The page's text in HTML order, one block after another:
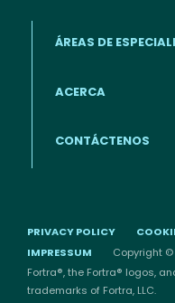
Footer menu (ES)
ÁREAS DE
ACERCA
CONTÁCTENOS
PRIVACY POLICY
IMPRESSUM
Copyright ©
Fortra®, the Fortra® logos,
trademarks of Fortra, LLC.